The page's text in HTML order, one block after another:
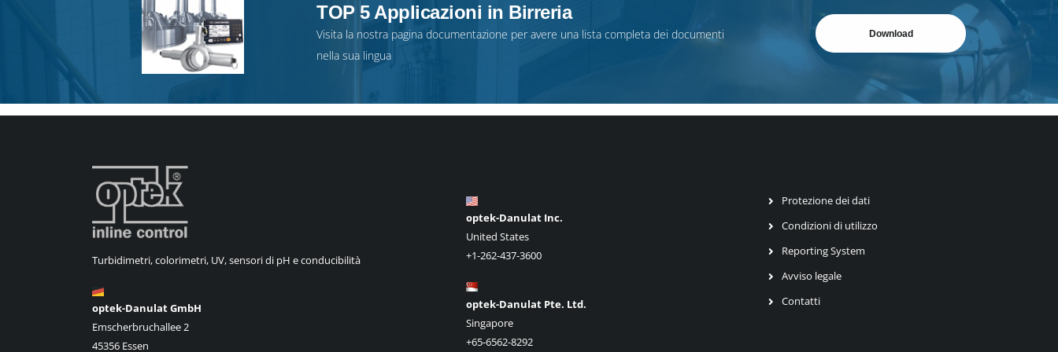
TOP 5 Applicazioni in Birreria
Visita la nostra pagina documentazione per avere una lista completa dei documenti
nella sua lingua
Download
Turbidimetri, colorimetri, UV, sensori di pH e conducibilità
optek-Danulat GmbH
Emscherbruchallee 2
45356 Essen
optek-Danulat Inc.
United States
+1-262-437-3600
optek-Danulat Pte. Ltd.
Singapore
+65-6562-8292
Protezione dei dati
Condizioni di utilizzo
Reporting System
Avviso legale
Contatti